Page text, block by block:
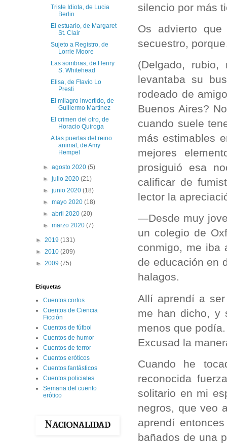
silencio por más
Os advierto
secuestro,
(Delgado, rubio,
levantaba su
rodeado de
Buenos Aires?
cuando suele
más estimables
mejores
prosiguió esa
calificar de
lector la
—Desde muy
un colegio de
conmigo, me iba
de educación en
halagos.
Allí aprendí a
me han dicho, y
menos que
Excusad la
Cuando he
reconocida
solitario en mi
negros, que veo
aprendí
bañados de una
Triste Idiota, de Lucia
Berlin
El estuario, de Margaret
St. Clair
Sujeto a Registro, de
Lorrie Moore
Las sombras, de Henry
S. Whitehead
Elisa, de Flavio Lo
Presti
El milagro invertido, de
Guillermo Martinez
El crimen del otro, de
Horacio Quiroga
A las puertas del reino
animal, de Amy
Hempel
►agosto 2020(5)
►julio 2020(21)
►junio 2020(18)
►mayo 2020(18)
►abril 2020(20)
►marzo 2020(7)
► 2019 (131)
► 2010 (209)
► 2009 (75)
Etiquetas
Cuentos cortos
Cuentos de Ciencia
Ficción
Cuentos de fútbol
Cuentos de humor
Cuentos de terror
Cuentos eróticos
Cuentos fantásticos
Cuentos policiales
Semana del cuento
erótico